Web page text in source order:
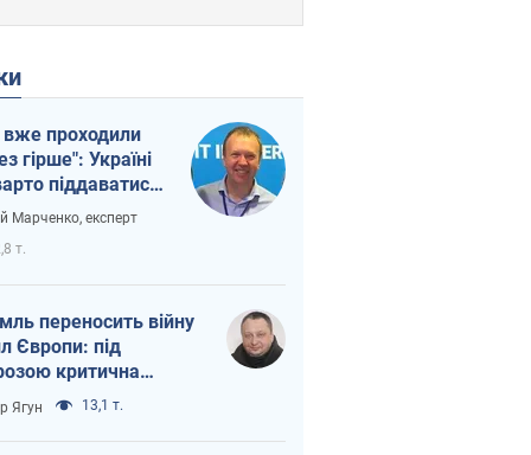
проходили
гірше": Україні
піддаватися
через
Марченко, експерт
т.
переносить війну
Європи: під
критична
Ягун 13,1 т.